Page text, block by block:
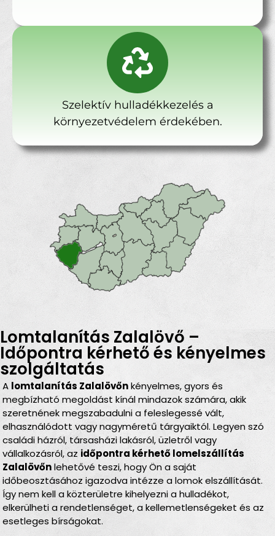
Szelektív hulladékkezelés a
környezetvédelem érdekében.
Lomtalanítás Zalalövő –
Időpontra kérhető és kényelmes
szolgáltatás
A lomtalanítás Zalalövőnkényelmes, gyors és
megbízható megoldást kínál mindazok számára, akik
szeretnének megszabadulni a feleslegessé vált,
elhasználódott vagy nagyméretű tárgyaiktól. Legyen szó
családi házról, társasházi lakásról, üzletről vagy
vállalkozásról, az időpontra kérhető lomelszállítás
Zalalövőnlehetővé teszi, hogy Ön a saját
időbeosztásához igazodva intézze a lomok elszállítását.
Így nem kell a közterületre kihelyezni a hulladékot,
elkerülheti a rendetlenséget, a kellemetlenségeket és az
esetleges bírságokat.